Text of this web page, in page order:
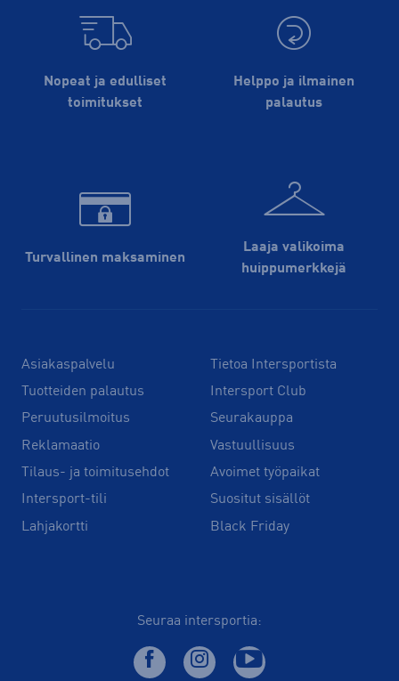
Nopeat ja edulliset
toimitukset
Helppo ja ilmainen
palautus
Turvallinen maksaminen
Laaja valikoima
huippu­merkkejä
Asiakaspalvelu
Tuotteiden palautus
Peruutusilmoitus
Reklamaatio
Tilaus- ja toimitusehdot
Intersport-tili
Lahjakortti
Tietoa Intersportista
Intersport Club
Seurakauppa
Vastuullisuus
Avoimet työpaikat
Suositut sisällöt
Black Friday
Seuraa intersportia: